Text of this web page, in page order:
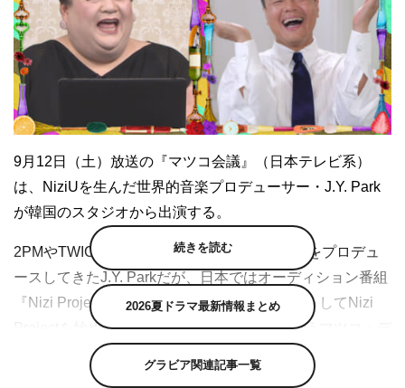
9月12日（土）放送の『マツコ会議』（日本テレビ系）
は、NiziUを生んだ世界的音楽プロデューサー・J.Y. Park
が韓国のスタジオから出演する。
2PMやTWICEなど数多くの有名アーティストをプロデュ
ースしてきたJ.Y. Parkだが、日本ではオーディション番組
『Nizi Project』によって認知度が急増。「どうしてNizi
Projectを始めてみようと思ったのか？」というマツコ・デ
ラックスの問いかけに、「次のステージでは、海外の人材
でアーティストをプロデュースしてみたいと考えていた」
続きを読む
2026夏ドラマ最新情報まとめ
グラビア関連記事一覧